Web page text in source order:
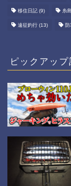
移住日記 (9) 糸
遠征釣行 (13) 防
ピックアップ